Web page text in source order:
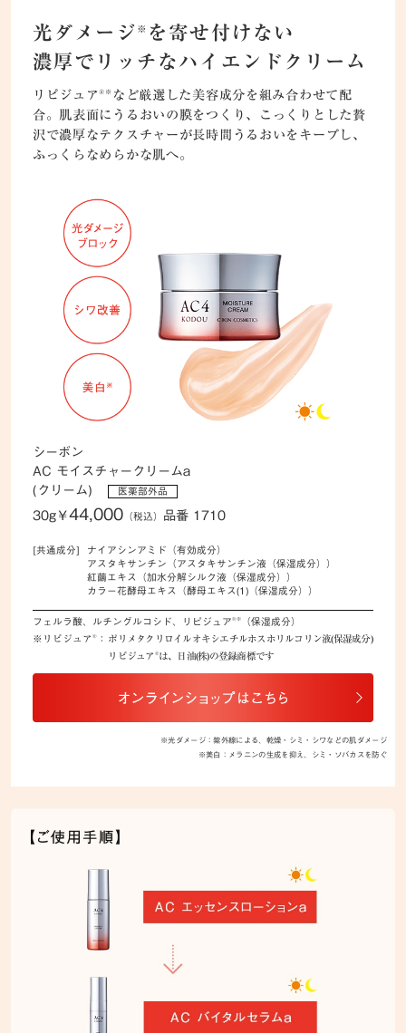
光ダメージ ※ を寄せ付けない
濃厚でリッチなハイエンドクリーム
リピジュア®※ など厳選した美容成分を組み合わせて配
合。肌表面にうるおいの膜をつくり、こっくりとした贅
沢で濃厚なテクスチャーが長時間うるおいをキープし、
ふっくらなめらかな肌へ。
シーボン
AC モイスチャークリームa
(クリーム)
医薬部外品
30g￥44,000（税込） 品番 1710
[共通成分]
ナイアシンアミド（有効成分）
アスタキサンチン（アスタキサンチン液（保湿成分））
紅繭エキス（加水分解シルク液（保湿成分））
カラー花酵母エキス（酵母エキス(1)（保湿成分））
フェルラ酸、ルチングルコシド、リピジュア ®※（保湿成分）
※リピジュア
®：
ポリメタクリロイルオキシエチルホスホリルコリン液(保湿成分)
リピジュア ®は、日油(株)の登録商標です
※光ダメージ：紫外線による、乾燥・シミ・シワなどの肌ダメージ
※美白：メラニンの生成を抑え、シミ・ソバカスを防ぐ